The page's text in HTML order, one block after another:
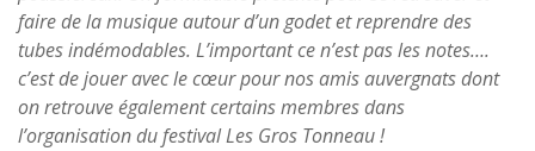
faire de la musique autour d’un godet et reprendre des
tubes indémodables. L’important ce n’est pas les notes….
c’est de jouer avec le cœur pour nos amis auvergnats dont
on retrouve également certains membres dans
l’organisation du festival Les Gros Tonneau !